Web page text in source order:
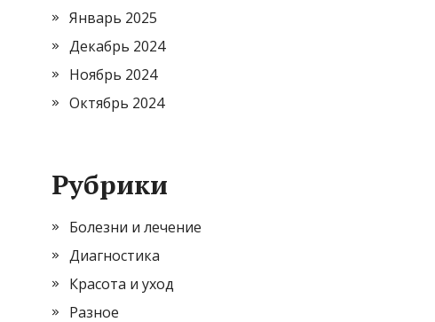
Январь 2025
Декабрь 2024
Ноябрь 2024
Октябрь 2024
Рубрики
Болезни и лечение
Диагностика
Красота и уход
Разное